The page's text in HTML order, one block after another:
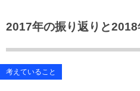
2017年の振り返りと
考えていること